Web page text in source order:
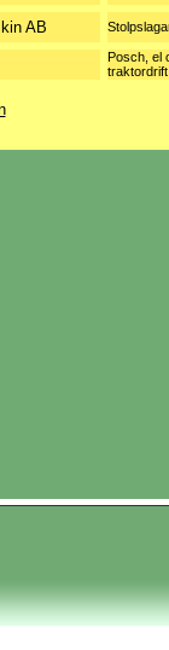
AB
Posch, el
traktordrift